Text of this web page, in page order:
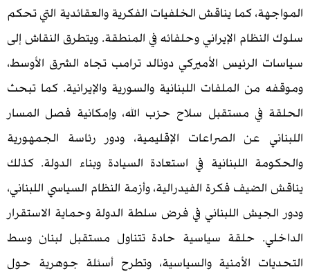
كما يناقش الخلفيات الفكرية والعقائدية التي تحكم
الإيراني وحلفائه في المنطقة. ويتطرق النقاش إلى
الأميركي دونالد ترامب تجاه الشرق الأوسط،
الملفات اللبنانية والسورية والإيرانية. كما تبحث
في مستقبل سلاح حزب الله، وإمكانية فصل المسار
عن الصراعات الإقليمية، ودور رئاسة الجمهورية
اللبنانية في استعادة السيادة وبناء الدولة. كذلك
فكرة الفيدرالية، وأزمة النظام السياسي اللبناني،
اللبناني في فرض سلطة الدولة وحماية الاستقرار
حلقة سياسية حادة تتناول مستقبل لبنان وسط
الأمنية والسياسية، وتطرح أسئلة جوهرية حول